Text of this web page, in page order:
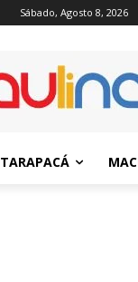
Sábado, Agosto 8, 2026
TARAPACÁ